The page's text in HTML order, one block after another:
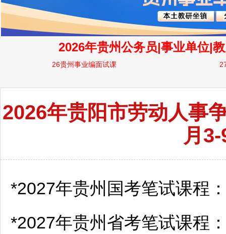
2026年贵阳市劳动人事
月
*2027年贵州国考笔试课程
*2027年贵州省考笔试课程